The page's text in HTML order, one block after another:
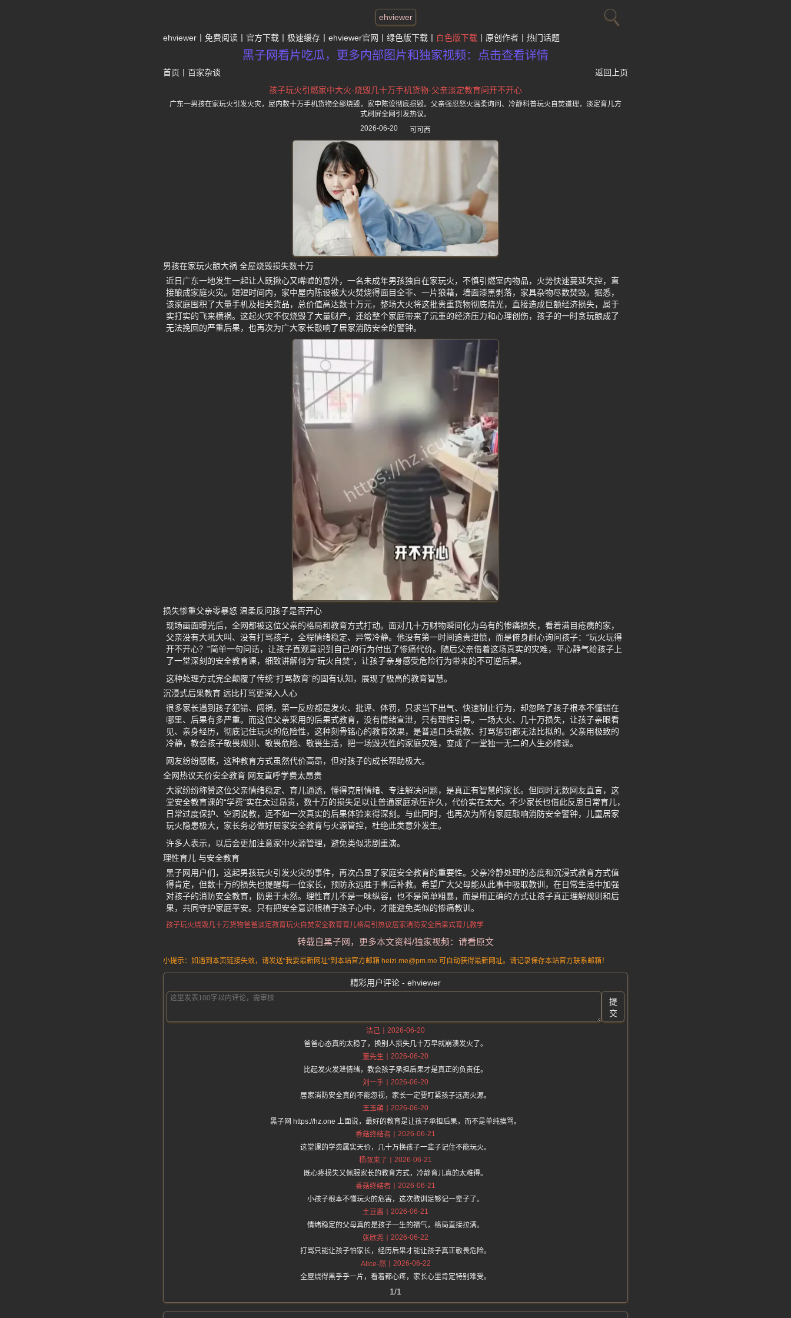
ehviewer
ehviewer 免费阅读 官方下载 极速缓存 ehviewer官网 绿色版下载 白色版下载 原创作者 热门话题
黑子网看片吃瓜，更多内部图片和独家视频：点击查看详情
首页 百家杂谈
返回上页
孩子玩火引燃家中大火-烧毁几十万手机货物-父亲淡定教育问开不开心
广东一男孩在家玩火引发火灾，屋内数十万手机货物全部烧毁，家中陈设彻底损毁。父亲强忍怒火温柔询问、冷静科普玩火自焚道理，淡定育儿方
式刷屏全网引发热议。
2026-06-20
可可西
男孩在家玩火酿大祸 全屋烧毁损失数十万
近日广东一地发生一起让人既揪心又唏嘘的意外，一名未成年男孩独自在家玩火，不慎引燃室内物品，火势快速蔓延失控，直
接酿成家庭火灾。短短时间内，家中屋内陈设被大火焚烧得面目全非、一片狼藉，墙面漆黑剥落，家具杂物尽数焚毁。据悉，
该家庭囤积了大量手机及相关货品，总价值高达数十万元，整场大火将这批贵重货物彻底烧光，直接造成巨额经济损失，属于
实打实的飞来横祸。这起火灾不仅烧毁了大量财产，还给整个家庭带来了沉重的经济压力和心理创伤，孩子的一时贪玩酿成了
无法挽回的严重后果，也再次为广大家长敲响了居家消防安全的警钟。
损失惨重父亲零暴怒 温柔反问孩子是否开心
现场画面曝光后，全网都被这位父亲的格局和教育方式打动。面对几十万财物瞬间化为乌有的惨痛损失，看着满目疮痍的家，
父亲没有大吼大叫、没有打骂孩子，全程情绪稳定、异常冷静。他没有第一时间追责泄愤，而是俯身耐心询问孩子：“玩火玩得
开不开心？”简单一句问话，让孩子直观意识到自己的行为付出了惨痛代价。随后父亲借着这场真实的灾难，平心静气给孩子上
了一堂深刻的安全教育课，细致讲解何为“玩火自焚”，让孩子亲身感受危险行为带来的不可逆后果。
这种处理方式完全颠覆了传统“打骂教育”的固有认知，展现了极高的教育智慧。
沉浸式后果教育 远比打骂更深入人心
很多家长遇到孩子犯错、闯祸，第一反应都是发火、批评、体罚，只求当下出气、快速制止行为，却忽略了孩子根本不懂错在
哪里、后果有多严重。而这位父亲采用的后果式教育，没有情绪宣泄，只有理性引导。一场大火、几十万损失，让孩子亲眼看
见、亲身经历，彻底记住玩火的危险性，这种刻骨铭心的教育效果，是普通口头说教、打骂惩罚都无法比拟的。父亲用极致的
冷静，教会孩子敬畏规则、敬畏危险、敬畏生活，把一场毁灭性的家庭灾难，变成了一堂独一无二的人生必修课。
网友纷纷感慨，这种教育方式虽然代价高昂，但对孩子的成长帮助极大。
全网热议天价安全教育 网友直呼学费太昂贵
大家纷纷称赞这位父亲情绪稳定、育儿通透，懂得克制情绪、专注解决问题，是真正有智慧的家长。但同时无数网友直言，这
堂安全教育课的“学费”实在太过昂贵，数十万的损失足以让普通家庭承压许久，代价实在太大。不少家长也借此反思日常育儿，
日常过度保护、空洞说教，远不如一次真实的后果体验来得深刻。与此同时，也再次为所有家庭敲响消防安全警钟，儿童居家
玩火隐患极大，家长务必做好居家安全教育与火源管控，杜绝此类意外发生。
许多人表示，以后会更加注意家中火源管理，避免类似悲剧重演。
理性育儿 与安全教育
黑子网用户们，这起男孩玩火引发火灾的事件，再次凸显了家庭安全教育的重要性。父亲冷静处理的态度和沉浸式教育方式值
得肯定，但数十万的损失也提醒每一位家长，预防永远胜于事后补救。希望广大父母能从此事中吸取教训，在日常生活中加强
对孩子的消防安全教育，防患于未然。理性育儿不是一味纵容，也不是简单粗暴，而是用正确的方式让孩子真正理解规则和后
果，共同守护家庭平安。只有把安全意识根植于孩子心中，才能避免类似的惨痛教训。
孩子玩火烧毁几十万货物爸爸淡定教育玩火自焚安全教育 育儿格局引热议居家消防安全后果式育儿教学
转载自黑子网，更多本文资料/独家视频：请看原文
小提示：如遇到本页链接失效，请发送“我要最新网址”到本站官方邮箱 heizi.me@pm.me 可自动获得最新网址。请记录保存本站官方联系邮箱！
精彩用户评论 - ehviewer
提
交
洁己
2026-06-20
爸爸心态真的太稳了，换别人损失几十万早就崩溃发火了。
董先生
2026-06-20
比起发火发泄情绪，教会孩子承担后果才是真正的负责任。
刘一手
2026-06-20
居家消防安全真的不能忽视，家长一定要盯紧孩子远离火源。
王玉萌
2026-06-20
黑子网 https://hz.one 上面说，最好的教育是让孩子承担后果，而不是单纯挨骂。
香菇终结者
2026-06-21
这堂课的学费属实天价，几十万换孩子一辈子记住不能玩火。
杨叔来了
2026-06-21
既心疼损失又佩服家长的教育方式，冷静育儿真的太难得。
香菇终结者
2026-06-21
小孩子根本不懂玩火的危害，这次教训足够记一辈子了。
土豆酱
2026-06-21
情绪稳定的父母真的是孩子一生的福气，格局直接拉满。
张欣尧
2026-06-22
打骂只能让孩子怕家长，经历后果才能让孩子真正敬畏危险。
Alice-然
2026-06-22
全屋烧得黑乎乎一片，看着都心疼，家长心里肯定特别难受。
1/1